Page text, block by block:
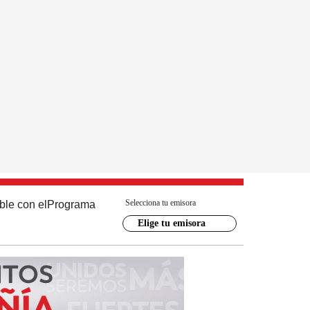
con el Programa Selecciona tu emisora
Elige tu emisora